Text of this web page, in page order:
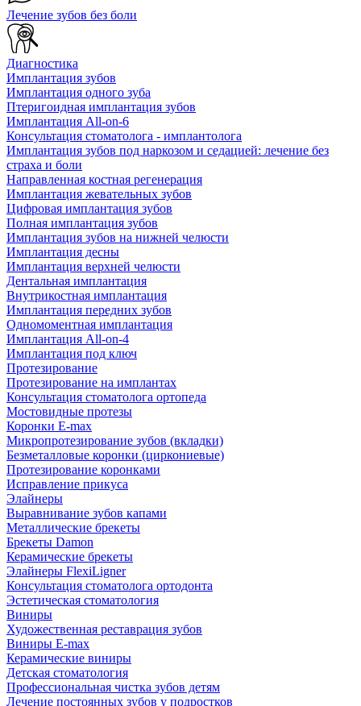
Лечение зубов без боли
Диагностика
Имплантация зубов
Имплантация одного зуба
Птеригоидная имплантация зубов
Имплантация All-on-6
Консультация стоматолога - имплантолога
Имплантация зубов под наркозом и седацией: лечение без
страха и боли
Направленная костная регенерация
Имплантация жевательных зубов
Цифровая имплантация зубов
Полная имплантация зубов
Имплантация зубов на нижней челюсти
Имплантация десны
Имплантация верхней челюсти
Дентальная имплантация
Внутрикостная имплантация
Имплантация передних зубов
Одномоментная имплантация
Имплантация All-on-4
Имплантация под ключ
Протезирование
Протезирование на имплантах
Консультация стоматолога ортопеда
Мостовидные протезы
Коронки E-max
Микропротезирование зубов (вкладки)
Безметалловые коронки (циркониевые)
Протезирование коронками
Исправление прикуса
Элайнеры
Выравнивание зубов капами
Металлические брекеты
Брекеты Damon
Керамические брекеты
Элайнеры FlexiLigner
Консультация стоматолога ортодонта
Эстетическая стоматология
Виниры
Художественная реставрация зубов
Виниры E-max
Керамические виниры
Детская стоматология
Профессиональная чистка зубов детям
Лечение постоянных зубов у подростков